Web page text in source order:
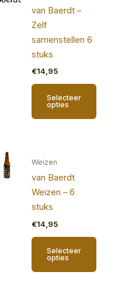
van Baerdt –
Zelf
samenstellen 6
stuks
€14,95
Selecteer
opties
Weizen
van Baerdt
Weizen – 6
stuks
€14,95
Selecteer
opties